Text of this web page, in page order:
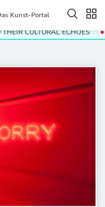
Kunst-Portal
CULTURAL ECHOES